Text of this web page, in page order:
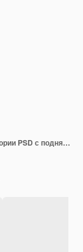
Плакат празднования Месяца черной истории PSD с поднятой рукой с зажатым кулаком Движение против расизма